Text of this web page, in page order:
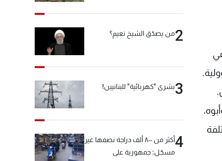
2من يصدّق الشيخ نعيم؟
3بشرى "كهربائية" للبنانيين!
4
أكثر من ٨٠٠ ألف دراجة نصفها غير
مسجّل: جمهورية على